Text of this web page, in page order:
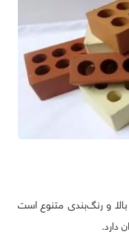
و رنگ‌بندی متنوع است
دارد.